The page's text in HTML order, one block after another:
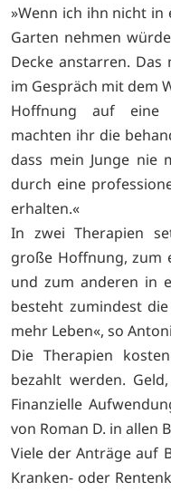
»Wenn ich ihn nicht
Garten nehmen
Decke anstarren. Das
im Gespräch mit dem
Hoffnung auf eine
machten ihr die
dass mein Junge nie
durch eine
erhalten.«
In zwei Therapien
große Hoffnung, zum
und zum anderen in
besteht zumindest
mehr Leben«, so
Die Therapien
bezahlt werden.
Finanzielle
von Roman D. in allen
Viele der Anträge auf
Kranken- oder